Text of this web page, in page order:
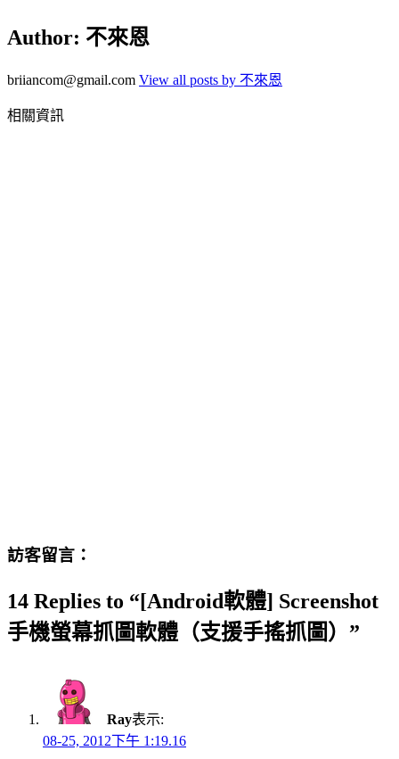
Author: 不來恩
briiancom@gmail.com View all posts by 不來恩
相關資訊
訪客留言：
14 Replies to “[Android軟體] Screenshot
手機螢幕抓圖軟體（支援手搖抓圖）”
Ray表示:
08-25, 2012下午 1:19.16